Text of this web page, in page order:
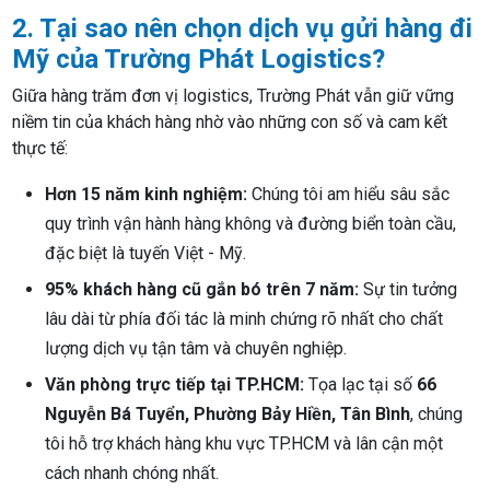
2. Tại sao nên chọn dịch vụ gửi hàng đi
Mỹ của Trường Phát Logistics?
Giữa hàng trăm đơn vị logistics, Trường Phát vẫn giữ vững
niềm tin của khách hàng nhờ vào những con số và cam kết
thực tế:
Hơn 15 năm kinh nghiệm: Chúng tôi am hiểu sâu sắc
quy trình vận hành hàng không và đường biển toàn cầu,
đặc biệt là tuyến Việt - Mỹ.
95% khách hàng cũ gắn bó trên 7 năm: Sự tin tưởng
lâu dài từ phía đối tác là minh chứng rõ nhất cho chất
lượng dịch vụ tận tâm và chuyên nghiệp.
Văn phòng trực tiếp tại TP.HCM: Tọa lạc tại số 66
Nguyễn Bá Tuyển, Phường Bảy Hiền, Tân Bình, chúng
tôi hỗ trợ khách hàng khu vực TP.HCM và lân cận một
cách nhanh chóng nhất.